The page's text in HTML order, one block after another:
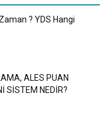
? YDS Hangi
ALES PUAN
SİSTEM NEDİR?